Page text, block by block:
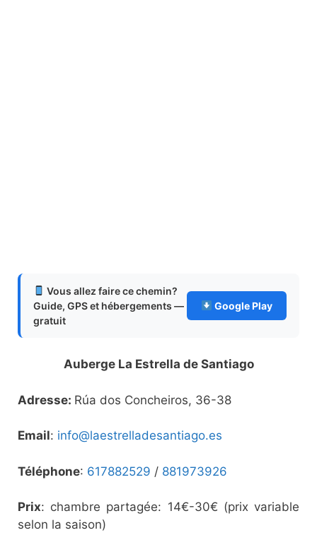
Vous allez faire ce chemin?
Guide, GPS et hébergements —
gratuit
Google Play
Auberge La Estrella de Santiago
Adresse: Rúa dos Concheiros, 36-38
Email: info@laestrelladesantiago.es
Téléphone: 617882529 / 881973926
Prix: chambre partagée: 14€-30€ (prix variable
selon la saison)